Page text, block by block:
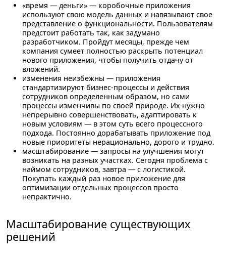
«время — деньги» — коробочные приложения
используют свою модель данных и навязывают свое
представление о функциональности. Пользователям
предстоит работать так, как задумано
разработчиком. Пройдут месяцы, прежде чем
компания сумеет полностью раскрыть потенциал
нового приложения, чтобы получить отдачу от
вложений.
изменения неизбежны — приложения
стандартизируют бизнес-процессы и действия
сотрудников определенным образом, но сами
процессы изменчивы по своей природе. Их нужно
непрерывно совершенствовать, адаптировать к
новым условиям — в этом суть всего процессного
подхода. Постоянно дорабатывать приложение под
новые приоритеты нерационально, дорого и трудно.
масштабирование — запросы на улучшения могут
возникать на разных участках. Сегодня проблема с
наймом сотрудников, завтра — с логистикой.
Покупать каждый раз новое приложение для
оптимизации отдельных процессов просто
непрактично.
Масштабирование существующих
решений